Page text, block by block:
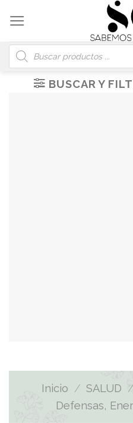
content
Búsqueda
de
productos
BUSCAR Y
Inicio / SALUD /
Defensas,